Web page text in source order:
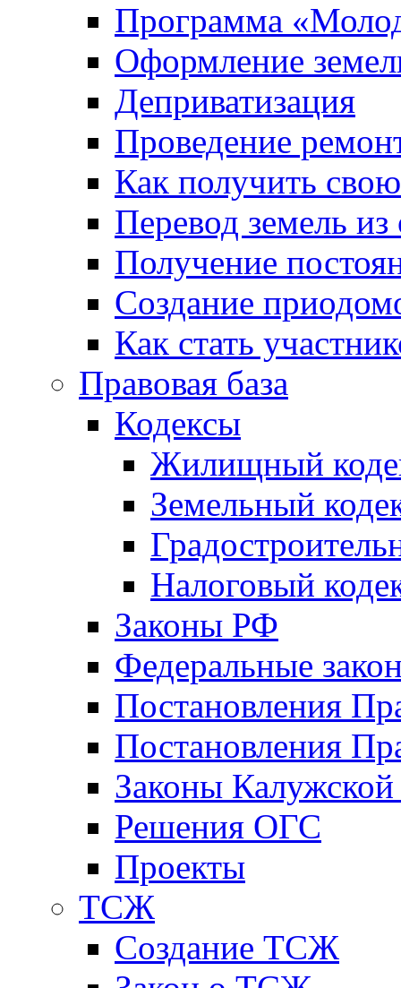
Программа
Оформление
Деприватизация
Проведение
Как получить
Перевод земель
Получение
Создание
Как стать
Правовая база
Кодексы
Жилищный
Земельный
Налоговый
Законы РФ
Федеральные
Постановления
Постановления
Законы Калужской
Решения ОГС
Проекты
ТСЖ
Создание ТСЖ